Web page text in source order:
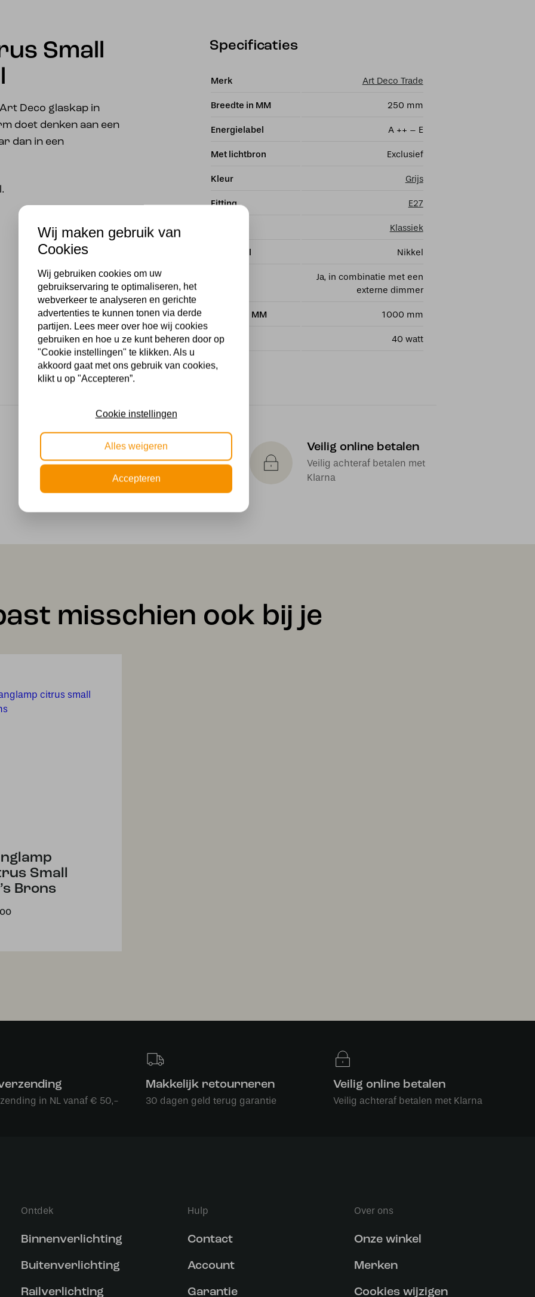
Small
Deco glaskap in
doet denken aan een
dan in een
Specificaties
Merk Art Deco Trade
Breedte in MM 250 mm
Energielabel A ++ – E
Met lichtbron Exclusief
Kleur Grijs
Fitting E27
Klassiek
Materiaal Nikkel
Ja, in combinatie met een
externe dimmer
Lengte in MM 1000 mm
Wattage 40 watt
Makkelijk
retourneren
garantie
Veilig online betalen
Veilig achteraf betalen met
Klarna
misschien ook bij je
Small
Brons
in NL vanaf € 50,-
Makkelijk retourneren
30 dagen geld terug garantie
Veilig online betalen
Veilig achteraf betalen met Klarna
Ontdek
Binnenverlichting
Buitenverlichting
Railverlichting
Hulp
Contact
Account
Garantie
Over ons
Onze winkel
Merken
Cookies wijzigen
Wij maken gebruik van
Cookies
Wij gebruiken cookies om uw
gebruikservaring te optimaliseren, het
webverkeer te analyseren en gerichte
advertenties te kunnen tonen via derde
partijen. Lees meer over hoe wij cookies
gebruiken en hoe u ze kunt beheren door op
"Cookie instellingen" te klikken. Als u
akkoord gaat met ons gebruik van cookies,
klikt u op "Accepteren”.
Cookie instellingen
Alles weigeren
Accepteren